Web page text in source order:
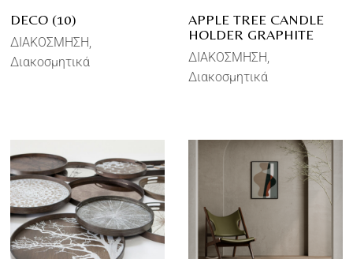
DECO (10)
ΔΙΑΚΟΣΜΗΣΗ
Διακοσμητικά
APPLE TREE CANDLE
HOLDER GRAPHITE
ΔΙΑΚΟΣΜΗΣΗ
Διακοσμητικά